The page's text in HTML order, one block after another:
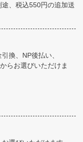
、税込550円の追加送
換、NP後払い、
らお選びいただけま